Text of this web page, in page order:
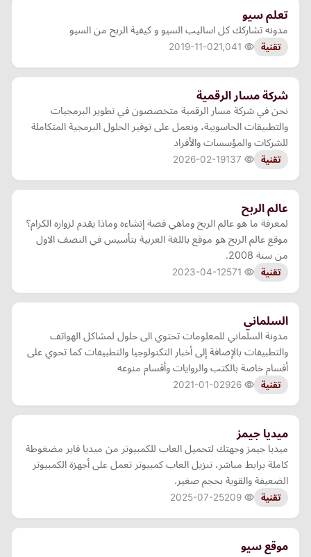
تعلم سيو
مدونه تشاركك كل اساليب السيو و كيفية الربح من السيو
تقنية 2019-11-02
شركة مسار الرقمية
نحن في شركة مسار الرقمية متخصصون في تطوير البرمجيات
والتطبيقات الحاسوبية، ونعمل على توفير الحلول البرمجية المتكاملة
للشركات والمؤسسات والأفراد
تقنية 2026-02-19
عالم الربح
لمعرفة ما هو عالم الربح وماهي قصة إنشاءه وماذا يقدم لزواره الكرام؟
موقع عالم الربح هو موقع باللغة العربية بتأسيس في النصف الاول
من سنة 2008.
تقنية 2023-04-12
السلماني
مدونة السلماني للمعلومات تحتوي الى حلول لمشاكل الهواتف
والتطبيقات بالإضافة إلى أخبار التكنولوجيا والتطبيقات كما تحوي على
أقسام خاصة بالكتب والروايات وأقسام منوعه
تقنية 2021-01-02
ميديا جيمز
ميديا جيمز وجهتك لتحميل العاب للكمبيوتر من ميديا فاير مضغوطة
كاملة برابط مباشر، تنزيل العاب كمبيوتر تعمل على أجهزة الكمبيوتر
الضعيفة والقوية بحجم صغير.
تقنية 2025-07-25
موقع سيو